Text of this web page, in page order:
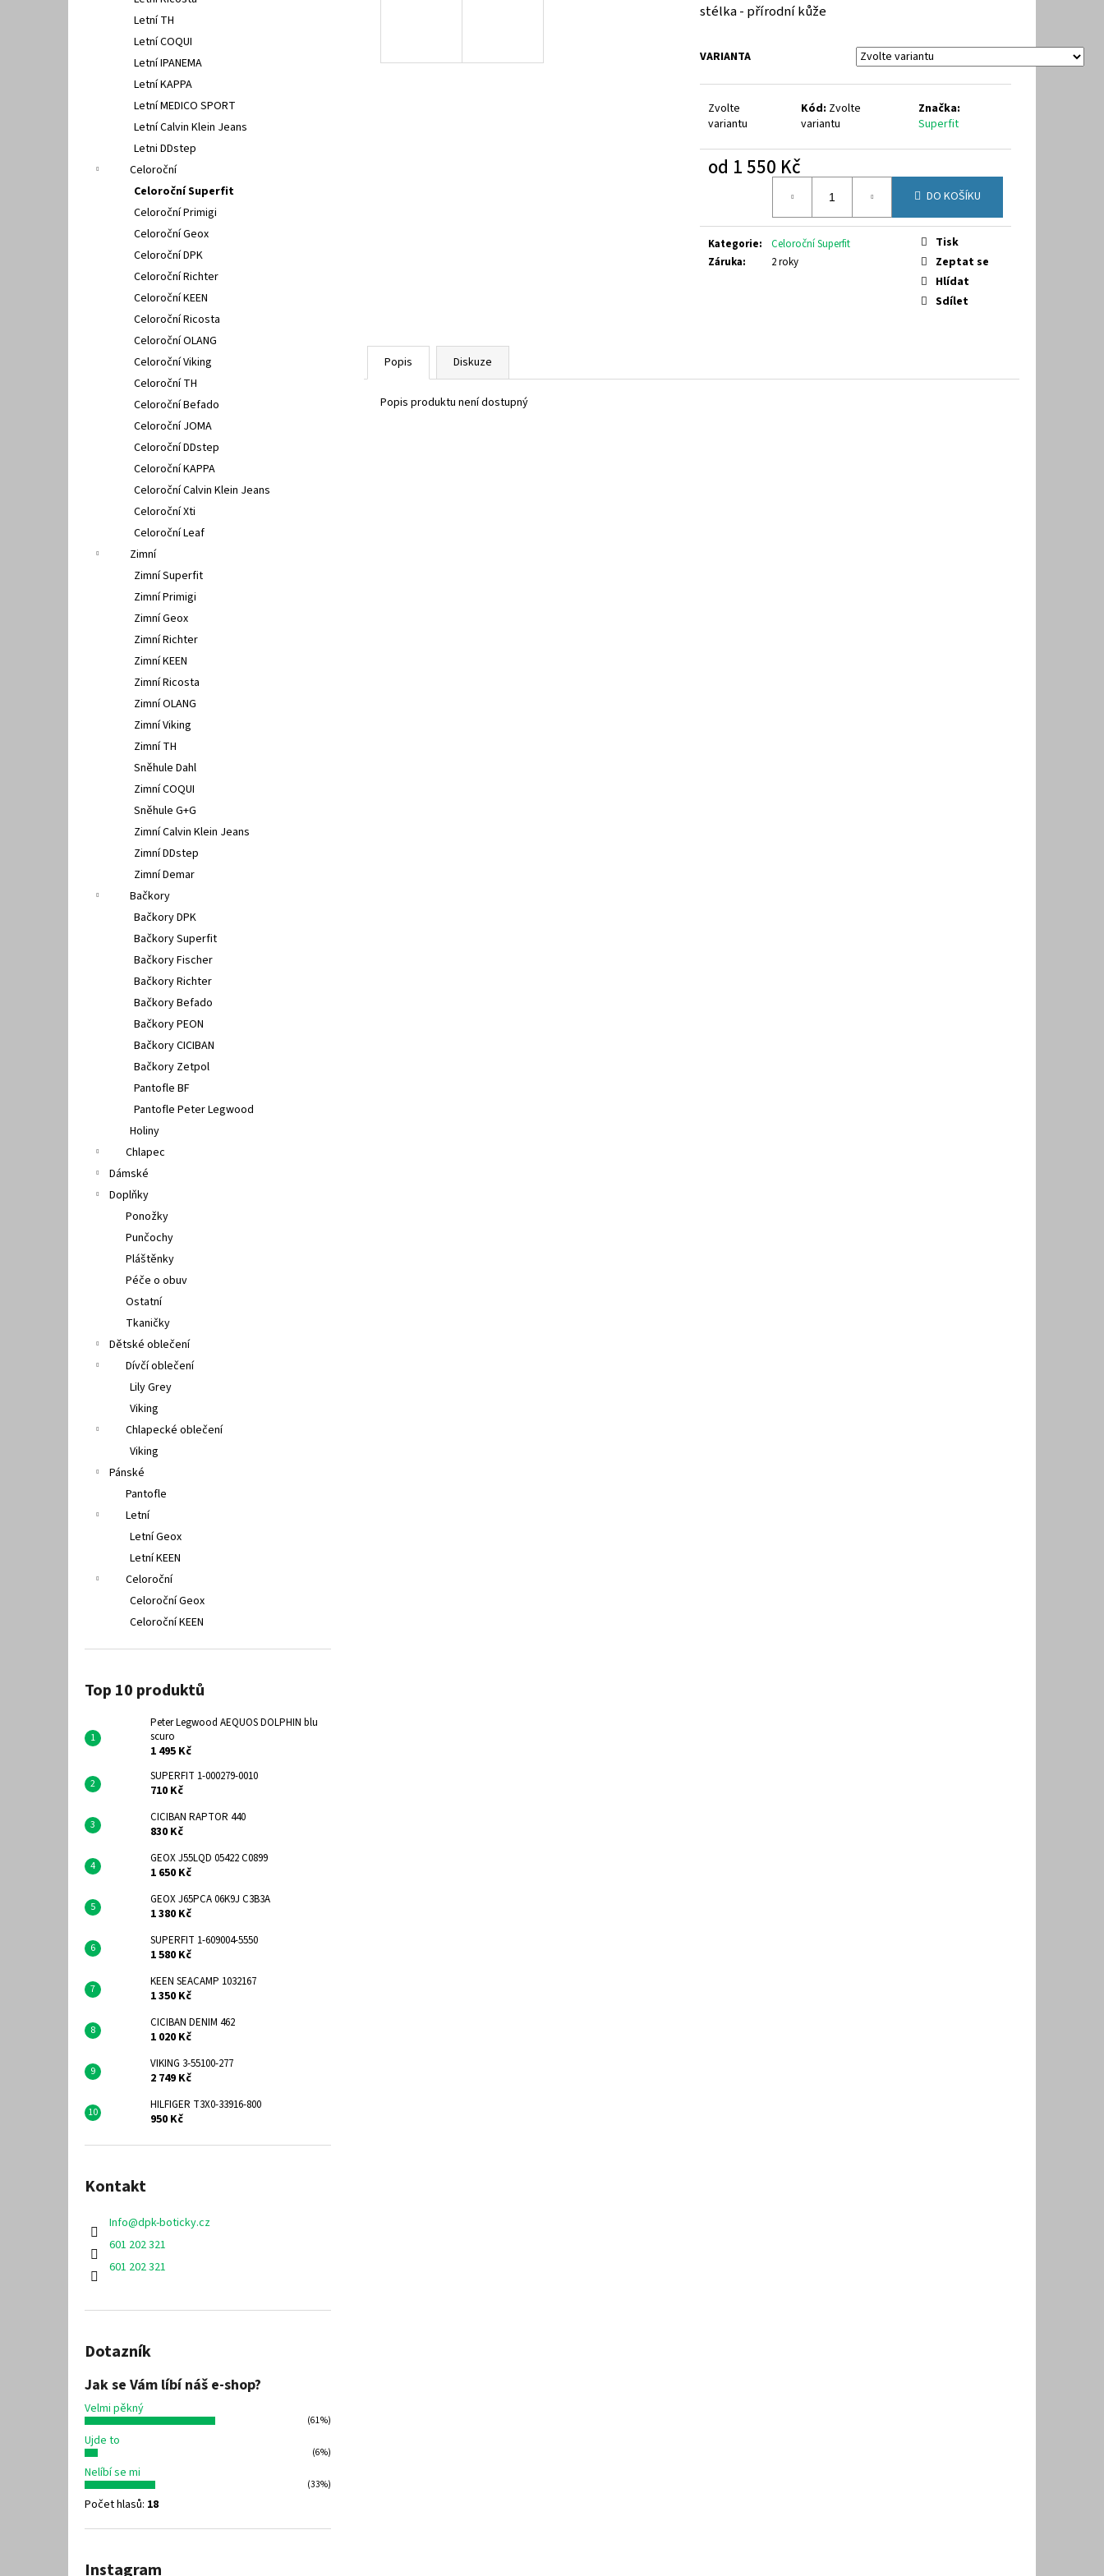
Letní TH
Letní COQUI
Letní IPANEMA
Letní KAPPA
Letní MEDICO SPORT
Letní Calvin Klein Jeans
Letni DDstep
Celoroční
Celoroční Superfit
Celoroční Primigi
Celoroční Geox
Celoroční DPK
Celoroční Richter
Celoroční KEEN
Celoroční Ricosta
Celoroční OLANG
Celoroční Viking
Celoroční TH
Celoroční Befado
Celoroční JOMA
Celoroční DDstep
Celoroční KAPPA
Celoroční Calvin Klein Jeans
Celoroční Xti
Celoroční Leaf
Zimní
Zimní Superfit
Zimní Primigi
Zimní Geox
Zimní Richter
Zimní KEEN
Zimní Ricosta
Zimní OLANG
Zimní Viking
Zimní TH
Sněhule Dahl
Zimní COQUI
Sněhule G+G
Zimní Calvin Klein Jeans
Zimní DDstep
Zimní Demar
Bačkory
Bačkory DPK
Bačkory Superfit
Bačkory Fischer
Bačkory Richter
Bačkory Befado
Bačkory PEON
Bačkory CICIBAN
Bačkory Zetpol
Pantofle BF
Pantofle Peter Legwood
Holiny
Chlapec
Dámské
Doplňky
Ponožky
Punčochy
Pláštěnky
Péče o obuv
Ostatní
Tkaničky
Dětské oblečení
Dívčí oblečení
Lily Grey
Viking
Chlapecké oblečení
Viking
Pánské
Pantofle
Letní
Letní Geox
Letní KEEN
Celoroční
Celoroční Geox
Celoroční KEEN
Top 10 produktů
Peter Legwood AEQUOS DOLPHIN blu
scuro
1 495 Kč
SUPERFIT 1-000279-0010
710 Kč
CICIBAN RAPTOR 440
830 Kč
GEOX J55LQD 05422 C0899
1 650 Kč
GEOX J65PCA 06K9J C3B3A
1 380 Kč
SUPERFIT 1-609004-5550
1 580 Kč
KEEN SEACAMP 1032167
1 350 Kč
CICIBAN DENIM 462
1 020 Kč
VIKING 3-55100-277
2 749 Kč
HILFIGER T3X0-33916-800
950 Kč
Kontakt
Info@dpk-boticky.cz
601 202 321
601 202 321
Dotazník
Jak se Vám líbí náš e-shop?
Velmi pěkný
(61%)
Ujde to
(6%)
Nelíbí se mi
(33%)
Počet hlasů: 18
Instagram
stélka - přírodní kůže
VARIANTA
Zvolte
variantu
Kód: Zvolte
variantu
Značka:
Superfit
od 1 550 Kč
DO KOŠÍKU
Kategorie:
Celoroční Superfit
Záruka: 2 roky
Tisk
Zeptat se
Hlídat
Sdílet
Popis Diskuze
Popis produktu není dostupný
1 495 Kč